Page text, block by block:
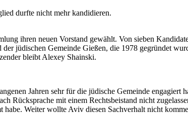
durfte nicht mehr kandidieren.
ihren neuen Vorstand gewählt. Von sieben
jüdischen Gemeinde Gießen, die 1978 gegründet
bleibt Alexey Shainski.
Jahren sehr für die jüdische Gemeinde
Rücksprache mit einem Rechtsbeistand nicht
Weiter wollte Aviv diesen Sachverhalt nicht